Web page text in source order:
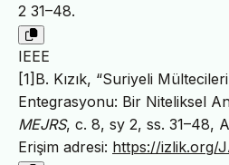
2 31–48.
IEEE
[1]B. Kızık, “Suriyeli
Entegrasyonu: Bir Niteliksel
MEJRS, c. 8, sy 2, ss. 31–48,
Erişim adresi: https://izlik.org/